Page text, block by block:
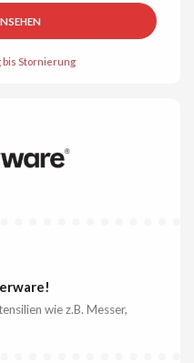
Stornierung
wie z.B. Messer,